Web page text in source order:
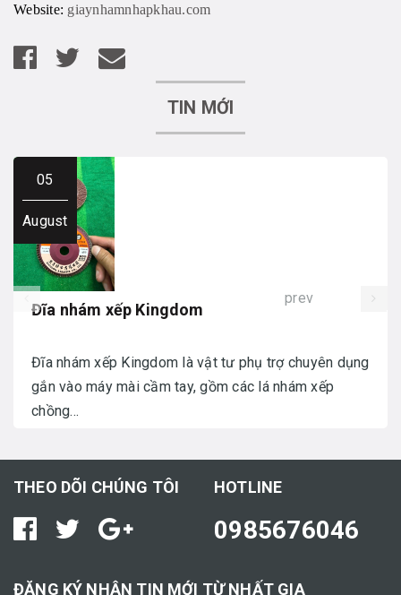
Website: giaynhamnhapkhau.com
TIN MỚI
05
August
Đĩa nhám xếp Kingdom
Đĩa nhám xếp Kingdom là vật tư phụ trợ chuyên dụng
gắn vào máy mài cầm tay, gồm các lá nhám xếp
chồng...
prev
THEO DÕI CHÚNG TÔI HOTLINE
0985676046
ĐĂNG KÝ NHẬN TIN MỚI TỪ NHẤT GIA